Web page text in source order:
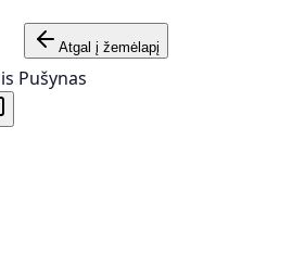
Atgal į žemėlapį
Pušynas